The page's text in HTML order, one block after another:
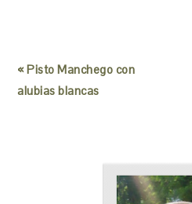
« Pisto Manchego con
alubias blancas
INTERACTIONS